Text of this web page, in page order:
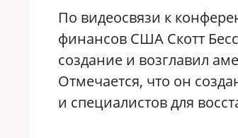
По видеосвязи к
финансов США Скотт
создание и возглавил
Отмечается, что он
и специалистов для